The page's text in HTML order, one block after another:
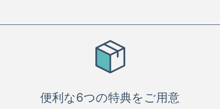
便利な6つの特典をご用意